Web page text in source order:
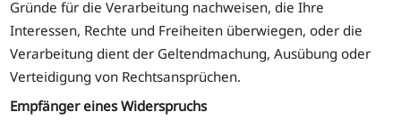
Gründe für die Verarbeitung nachweisen, die Ihre
Interessen, Rechte und Freiheiten überwiegen, oder die
Verarbeitung dient der Geltendmachung, Ausübung oder
Verteidigung von Rechtsansprüchen.
Empfänger eines Widerspruchs